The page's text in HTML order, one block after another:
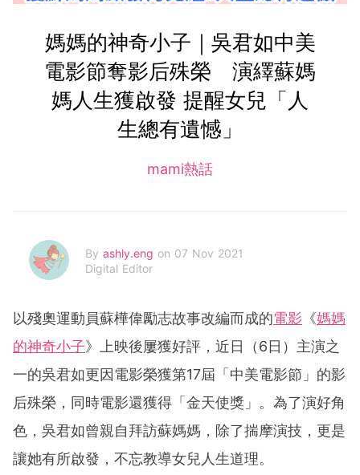
媽媽的神奇小子｜吳君如中美
電影節奪影后殊榮 演繹蘇媽
媽人生獲啟發 提醒女兒「人
生總有遺憾」
mami熱話
By ashly.eng on 07 Nov 2021
Digital Editor
以殘奧運動員蘇樺偉勵志故事改編而成的電影 《媽媽
的神奇小子》上映後屢獲好評，近日（6日）主演之
一的吳君如更因電影榮獲第17屆「中美電影節」的影
后殊榮，同時電影還獲得「金天使獎」。為了演好角
色，吳君如曾親自拜訪蘇媽媽，除了揣摩演技，更是
讓她有所啟發，不忘教導女兒人生道理。